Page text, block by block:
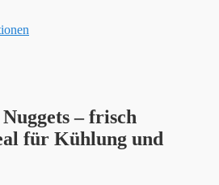
– frisch
für Kühlung und